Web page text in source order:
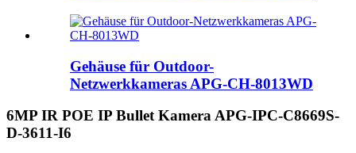
Gehäuse für Outdoor-
Netzwerkkameras APG-CH-8013WD
6MP IR POE IP Bullet Kamera APG-IPC-C8669S-
D-3611-I6